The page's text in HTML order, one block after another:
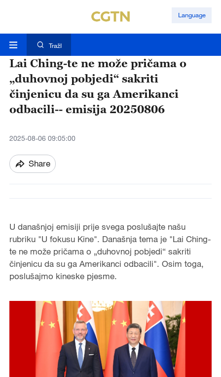
Language
TražI
Lai Ching-te ne može pričama o
„duhovnoj pobjedi“ sakriti
činjenicu da su ga Amerikanci
odbacili-- emisija 20250806
2025-08-06 09:05:00
Share
U današnjoj emisiji prije svega poslušajte našu
rubriku "U fokusu Kine". Današnja tema je "Lai Ching-
te ne može pričama o „duhovnoj pobjedi“ sakriti
činjenicu da su ga Amerikanci odbacili". Osim toga,
poslušajmo kineske pjesme.